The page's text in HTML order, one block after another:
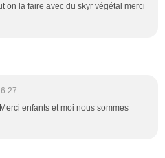
on la faire avec du skyr végétal merci
enfants et moi nous sommes